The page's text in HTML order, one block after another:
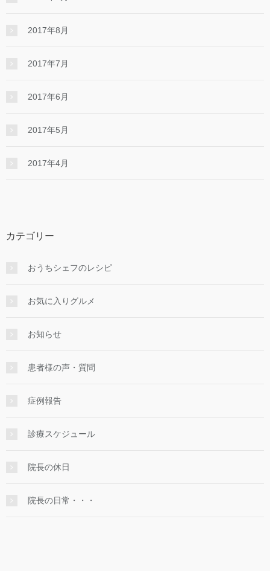
2017年8月
2017年7月
2017年6月
2017年5月
2017年4月
カテゴリー
おうちシェフのレシピ
お気に入りグルメ
お知らせ
患者様の声・質問
症例報告
診療スケジュール
院長の休日
院長の日常・・・